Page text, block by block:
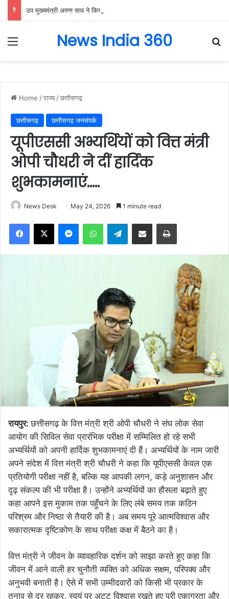
Menu News India 360
Home /राज्य /छत्तीसगढ़
छत्तीसगढ़ छत्तीसगढ़ जनसंपर्क
यूपीएससी अभ्यर्थियों को वित्त मंत्री
ओपी चौधरी ने दीं हार्दिक
शुभकामनाएं…..
News Desk May 24, 2026 1 minute read
Facebook
X MessengerWhatsAppTelegramShare via Email Print
रायपुर:छत्तीसगढ़ के वित्त मंत्री श्री ओपी चौधरी ने संघ लोक सेवा
आयोग की सिविल सेवा प्रारंभिक परीक्षा में सम्मिलित हो रहे सभी
अभ्यर्थियों को अपनी हार्दिक शुभकामनाएं दी हैं। अभ्यर्थियों के नाम जारी
अपने संदेश में वित्त मंत्री श्री चौधरी ने कहा कि यूपीएससी केवल एक
प्रतियोगी परीक्षा नहीं है, बल्कि यह आपकी लगन, कड़े अनुशासन और
दृढ़ संकल्प की भी परीक्षा है। उन्होंने अभ्यर्थियों का हौसला बढ़ाते हुए
कहा आपने इस मुकाम तक पहुँचने के लिए लंबे समय तक कठिन
परिश्रम और निष्ठा से तैयारी की है। अब समय पूरे आत्मविश्वास और
सकारात्मक दृष्टिकोण के साथ परीक्षा कक्ष में बैठने का है।
वित्त मंत्री ने जीवन के व्यावहारिक दर्शन को साझा करते हुए कहा कि
जीवन में आने वाली हर चुनौती व्यक्ति को अधिक सक्षम, परिपक्व और
अनुभवी बनाती है। ऐसे में सभी उम्मीदवारों को किसी भी प्रकार के
तनाव से दूर रहकर, स्वयं पर अटूट विश्वास रखते हुए पूरी एकाग्रता और